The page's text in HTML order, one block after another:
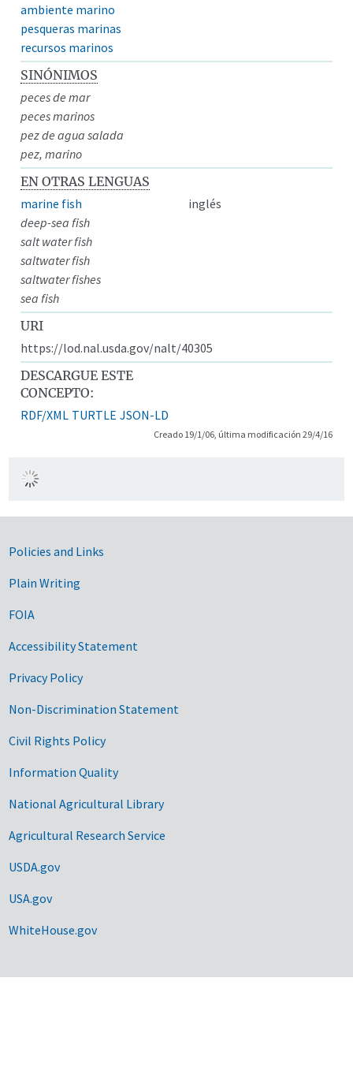
ambiente marino
pesqueras marinas
recursos marinos
SINÓNIMOS
peces de mar
peces marinos
pez de agua salada
pez, marino
EN OTRAS LENGUAS
marine fish
inglés
deep-sea fish
salt water fish
saltwater fish
saltwater fishes
sea fish
URI
https://lod.nal.usda.gov/nalt/40305
DESCARGUE ESTE
CONCEPTO:
RDF/XML TURTLE JSON-LD
Creado 19/1/06, última modificación 29/4/16
Government Links
Policies and Links
Plain Writing
FOIA
Accessibility Statement
Privacy Policy
Non-Discrimination Statement
Civil Rights Policy
Information Quality
National Agricultural Library
Agricultural Research Service
USDA.gov
USA.gov
WhiteHouse.gov